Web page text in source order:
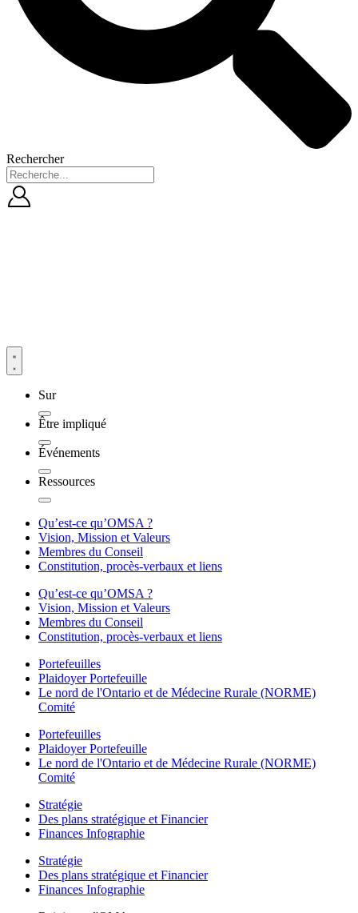
Rechercher
Sur
Être impliqué
Événements
Ressources
Qu’est-ce qu’OMSA ?
Vision, Mission et Valeurs
Membres du Conseil
Constitution, procès-verbaux et liens
Qu’est-ce qu’OMSA ?
Vision, Mission et Valeurs
Membres du Conseil
Constitution, procès-verbaux et liens
Portefeuilles
Plaidoyer Portefeuille
Le nord de l'Ontario et de Médecine Rurale (NORME)
Comité
Portefeuilles
Plaidoyer Portefeuille
Le nord de l'Ontario et de Médecine Rurale (NORME)
Comité
Stratégie
Des plans stratégique et Financier
Finances Infographie
Stratégie
Des plans stratégique et Financier
Finances Infographie